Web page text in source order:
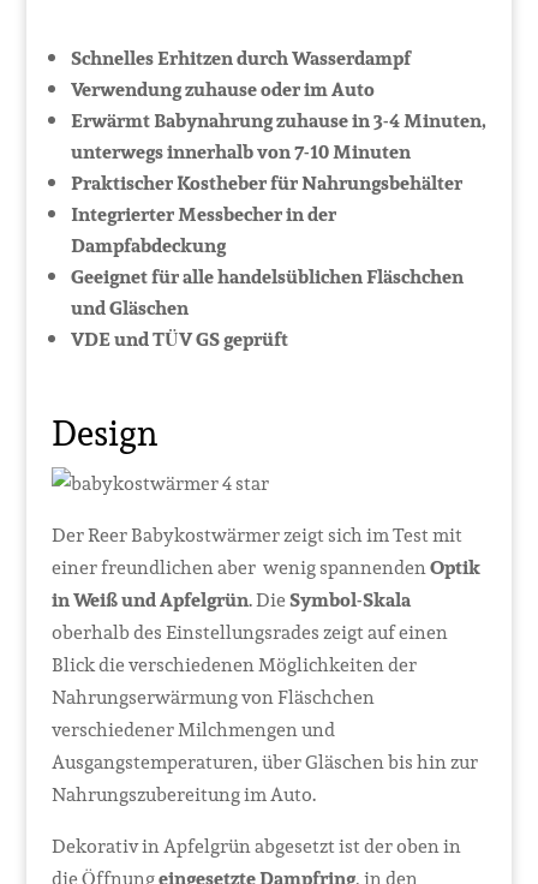
Schnelles Erhitzen durch Wasserdampf
Verwendung zuhause oder im Auto
Erwärmt Babynahrung zuhause in 3-4 Minuten,
unterwegs innerhalb von 7-10 Minuten
Praktischer Kostheber für Nahrungsbehälter
Integrierter Messbecher in der
Dampfabdeckung
Geeignet für alle handelsüblichen Fläschchen
und Gläschen
VDE und TÜV GS geprüft
Design
Der Reer Babykostwärmer zeigt sich im Test mit
einer freundlichen aber wenig spannendenOptik
in Weiß und Apfelgrün. DieSymbol-Skala
oberhalb des Einstellungsrades zeigt auf einen
Blick die verschiedenen Möglichkeiten der
Nahrungserwärmung von Fläschchen
verschiedener Milchmengen und
Ausgangstemperaturen, über Gläschen bis hin zur
Nahrungszubereitung im Auto.
Dekorativ in Apfelgrün abgesetzt ist der oben in